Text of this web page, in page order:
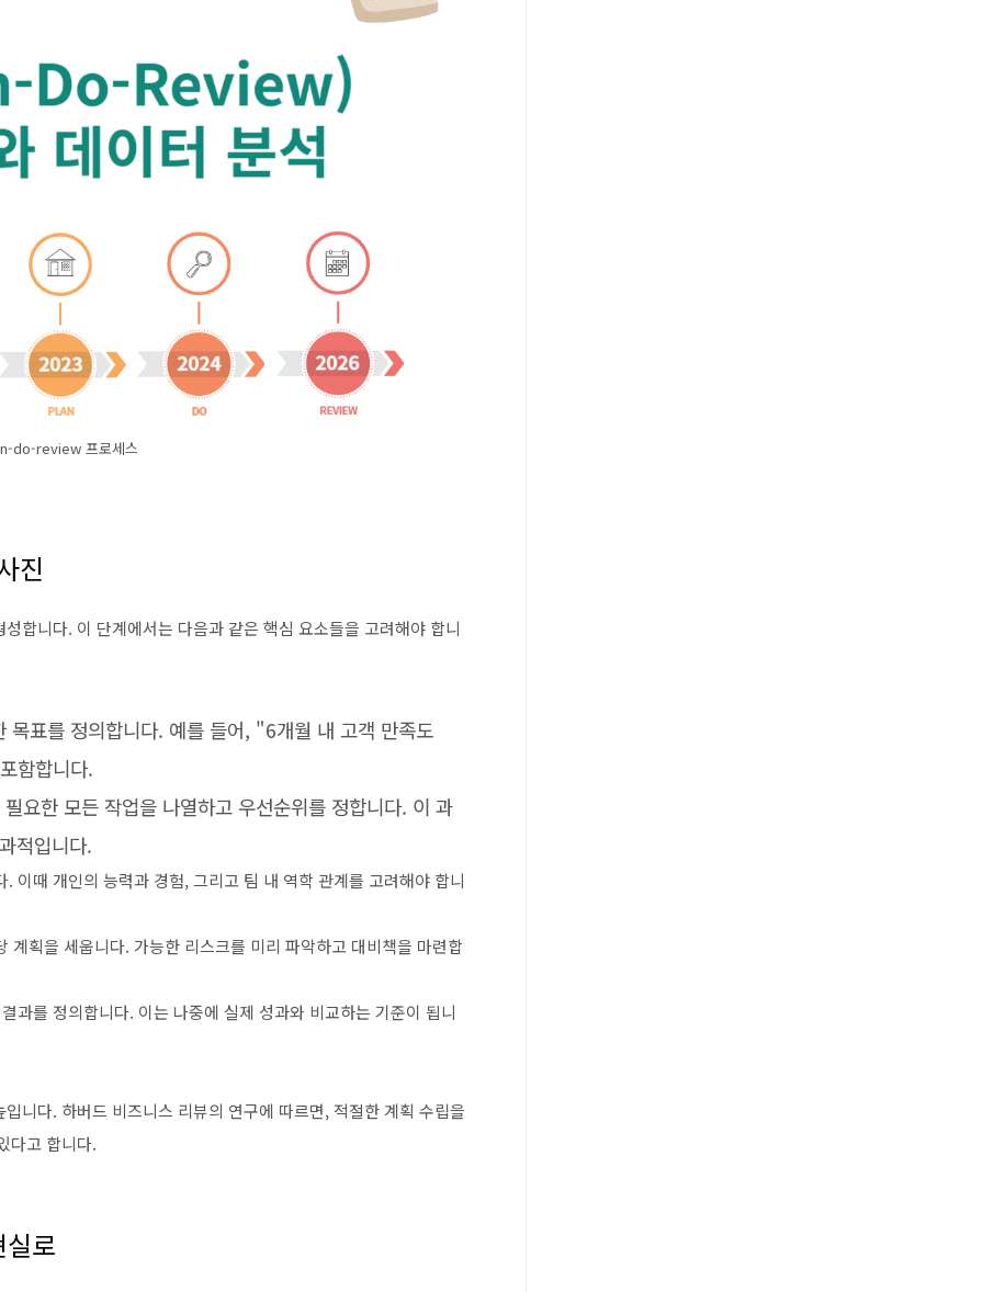
do-review 프로세스
진
합니다. 이 단계에서는 다음과 같은 핵심 요소들을 고려해야 합니
표를 정의합니다. 예를 들어, "6개월 내 고객 만족도
함합니다.
요한 모든 작업을 나열하고 우선순위를 정합니다. 이 과
적입니다.
이때 개인의 능력과 경험, 그리고 팀 내 역학 관계를 고려해야 합니
계획을 세웁니다. 가능한 리스크를 미리 파악하고 대비책을 마련합
과를 정의합니다. 이는 나중에 실제 성과와 비교하는 기준이 됩니
니다. 하버드 비즈니스 리뷰의 연구에 따르면, 적절한 계획 수립을
다고 합니다.
로